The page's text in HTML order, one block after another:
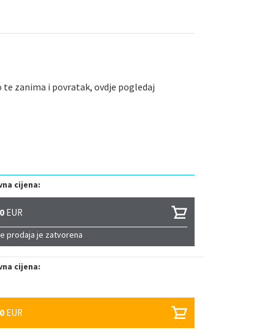
zanima i povratak, ovdje pogledaj
cijena:
EUR
prodaja je zatvorena
cijena:
EUR